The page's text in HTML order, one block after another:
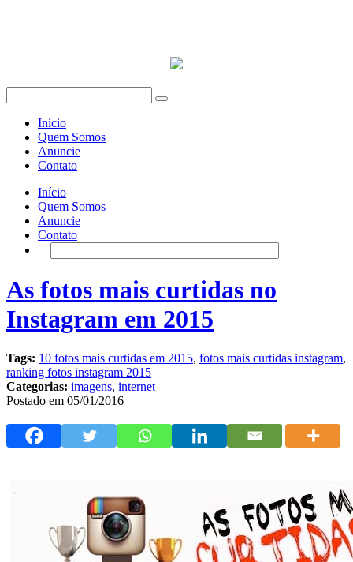
Início
Quem Somos
Anuncie
Contato
Início
Quem Somos
Anuncie
Contato
As fotos mais curtidas no
Instagram em 2015
Tags: 10 fotos mais curtidas em 2015, fotos mais curtidas instagram,
ranking fotos instagram 2015
Categorias: imagens, internet
Postado em 05/01/2016